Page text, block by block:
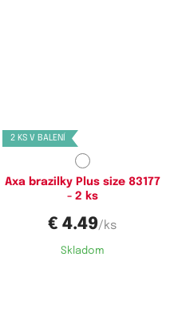
2 KS V BALENÍ
Axa brazilky Plus size 83177
- 2 ks
€ 4.49/ks
Skladom